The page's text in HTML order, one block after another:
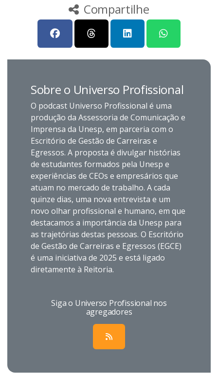
Compartilhe
Sobre o Universo Profissional
O podcast Universo Profissional é uma
produção da Assessoria de Comunicação e
Imprensa da Unesp, em parceria com o
Escritório de Gestão de Carreiras e
Egressos. A proposta é divulgar histórias
de estudantes formados pela Unesp e
experiências de CEOs e empresários que
atuam no mercado de trabalho. A cada
quinze dias, uma nova entrevista e um
novo olhar profissional e humano, em que
destacamos a importância da Unesp para
as trajetórias destas pessoas. O Escritório
de Gestão de Carreiras e Egressos (EGCE)
é uma iniciativa de 2025 e está ligado
diretamente à Reitoria.
Siga o Universo Profissional nos
agregadores